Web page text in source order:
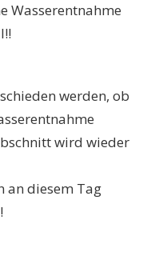
Wasserentnahme
werden, ob
wird wieder
an diesem Tag